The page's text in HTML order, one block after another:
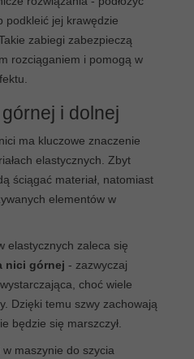
podkleić jej krawędzie
zabiegi zabezpieczą
rozciąganiem i pomogą w
i dolnej
ma kluczowe znaczenie
elastycznych. Zbyt
ściągać materiał, natomiast
elementów w
elastycznych zaleca się
nici górnej - zazwyczaj
choć wiele
Dzięki temu szwy zachowają
będzie się marszczył.
maszynie do szycia